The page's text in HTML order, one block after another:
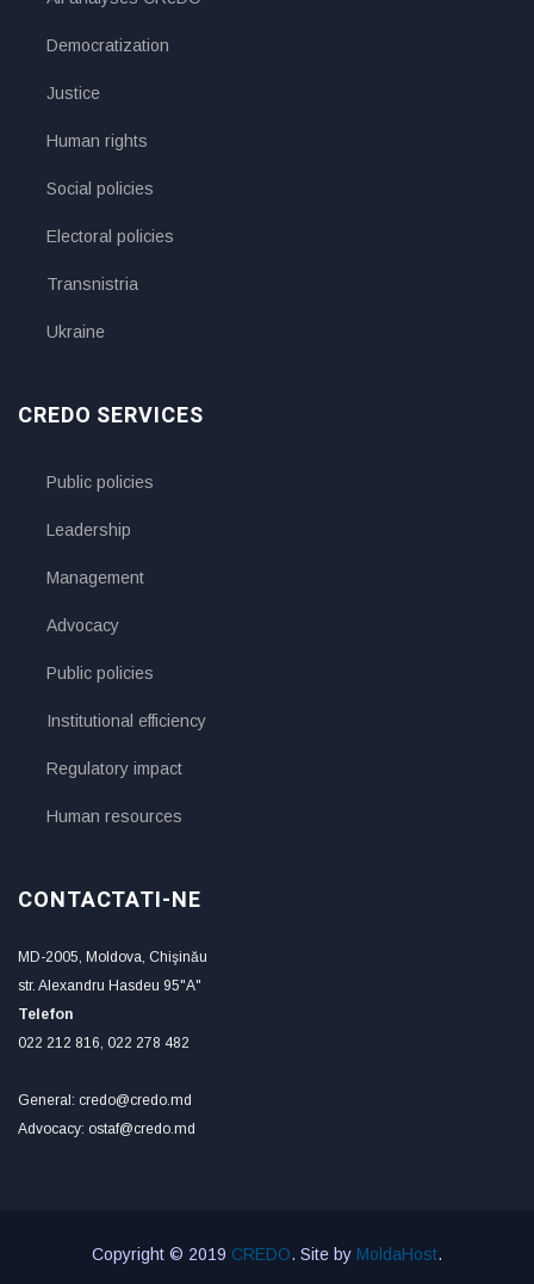
Democratization
Justice
Human rights
Social policies
Electoral policies
Transnistria
Ukraine
CREDO SERVICES
Public policies
Leadership
Management
Advocacy
Public policies
Institutional efficiency
Regulatory impact
Human resources
CONTACTATI-NE
MD-2005, Moldova, Chişinău
str. Alexandru Hasdeu 95"A"
Telefon
022 212 816, 022 278 482
General: credo@credo.md
Advocacy: ostaf@credo.md
Copyright © 2019 CREDO. Site by MoldaHost.